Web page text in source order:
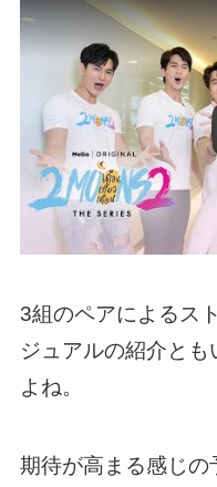
この動画を YouTube
3組のペアによるス
ジュアルの紹介と
よね。
期待が高まる感じの